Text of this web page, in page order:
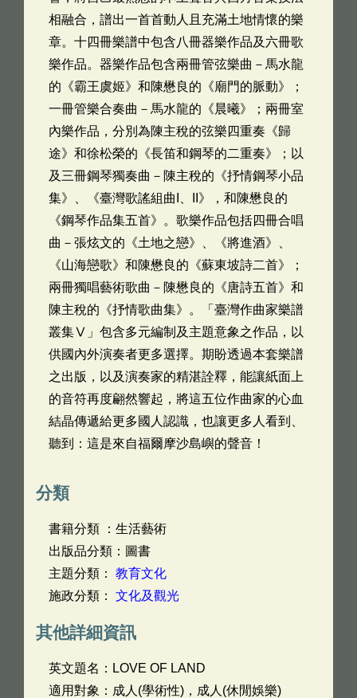
相融合，譜出一首首動人且充滿土地情懷的樂
章。十四冊樂譜中包含八冊器樂作品及六冊歌
樂作品。器樂作品包含兩冊管弦樂曲－馬水龍
的《霸王虞姬》和陳懋良的《廟門的脈動》；
一冊管樂合奏曲－馬水龍的《晨曦》；兩冊室
內樂作品，分別為陳主稅的弦樂四重奏《歸
途》和徐松榮的《長笛和鋼琴的二重奏》；以
及三冊鋼琴獨奏曲－陳主稅的《抒情鋼琴小品
集》、《臺灣歌謠組曲I、II》，和陳懋良的
《鋼琴作品集五首》。歌樂作品包括四冊合唱
曲－張炫文的《土地之戀》、《將進酒》、
《山海戀歌》和陳懋良的《蘇東坡詩二首》；
兩冊獨唱藝術歌曲－陳懋良的《唐詩五首》和
陳主稅的《抒情歌曲集》。「臺灣作曲家樂譜
叢集Ⅴ」包含多元編制及主題意象之作品，以
供國內外演奏者更多選擇。期盼透過本套樂譜
之出版，以及演奏家的精湛詮釋，能讓紙面上
的音符再度翩然響起，將這五位作曲家的心血
結晶傳遞給更多國人認識，也讓更多人看到、
聽到：這是來自福爾摩沙島嶼的聲音！
分類
書籍分類 ：生活藝術
出版品分類：圖書
主題分類： 教育文化
施政分類： 文化及觀光
其他詳細資訊
英文題名： LOVE OF LAND
適用對象：成人(學術性)，成人(休閒娛樂)